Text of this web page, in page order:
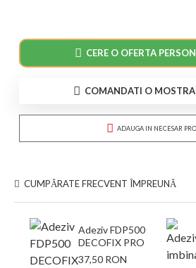
CERE O OFERTA
COMANDATI O
ADAUGA IN NECESAR
CUMPĂRATE FRECVENT ÎMPREUNĂ
Adeziv FDP500
DECOFIX PRO
37,50 RON